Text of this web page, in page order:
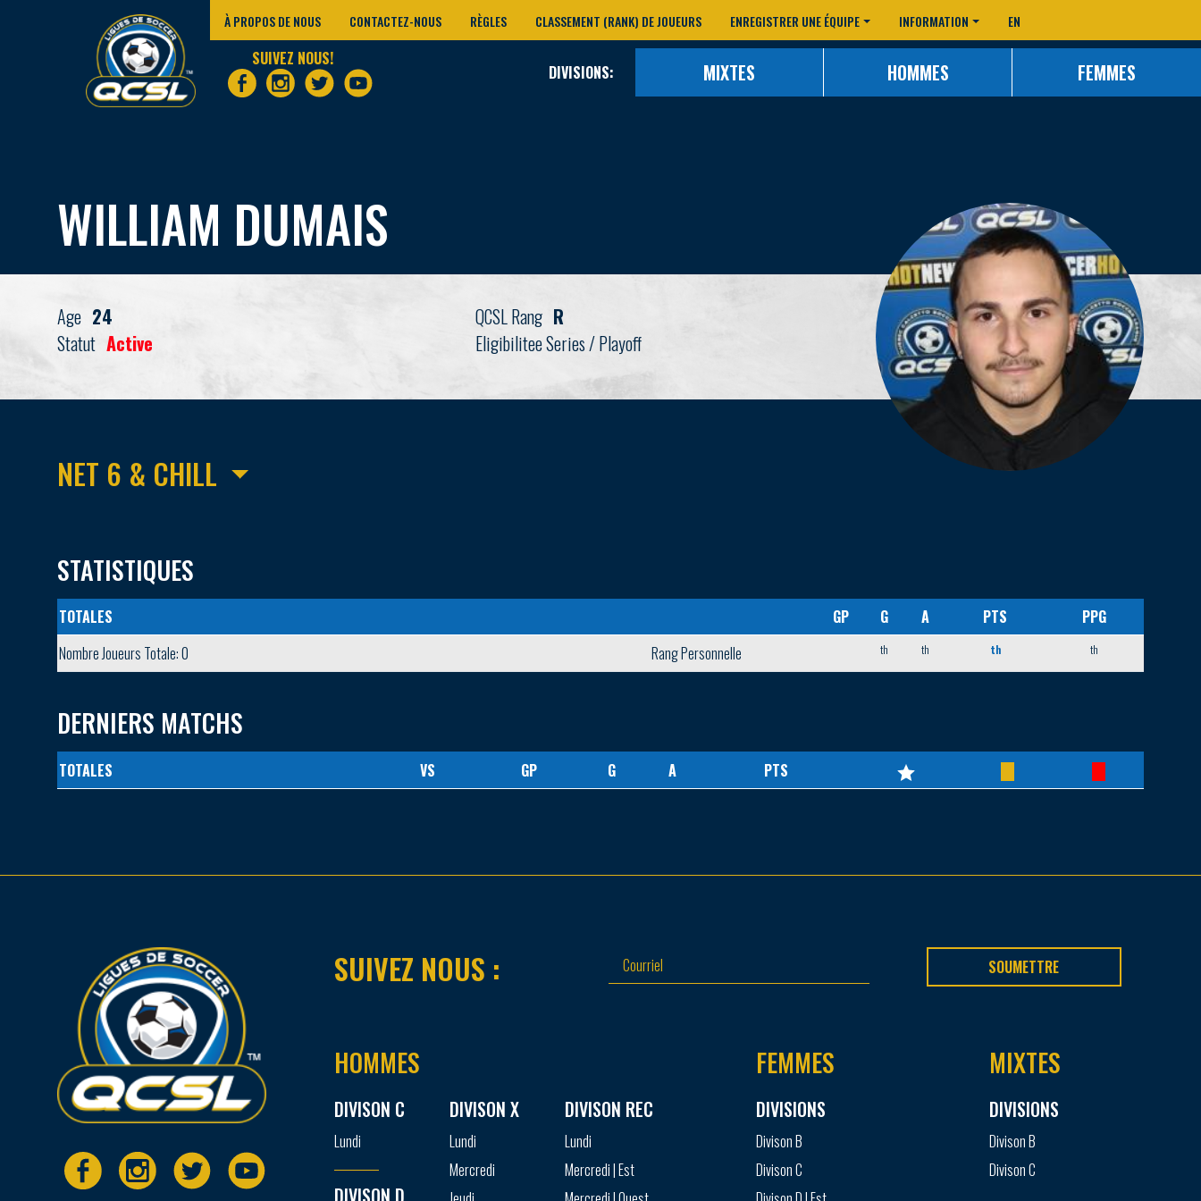
À PROPOS DE NOUS CONTACTEZ-NOUS RÈGLES CLASSEMENT (RANK) DE JOUEURS ENREGISTRER UNE ÉQUIPE INFORMATION EN
SUIVEZ NOUS!
DIVISIONS: MIXTES HOMMES FEMMES
WILLIAM DUMAIS
Age 24
Statut Active
QCSL Rang R
Eligibilitee Series / Playoff
NET 6 & CHILL
STATISTIQUES
TOTALES GP G A PTS
PPG
Nombre Joueurs Totale: 0
Rang Personnelle th th th th
DERNIERS MATCHS
TOTALES VS GP G A PTS
SUIVEZ NOUS : SOUMETTRE
HOMMES
DIVISON C
Lundi
DIVISON D
DIVISON X
Lundi
Mercredi
DIVISON REC
Lundi
Mercredi | Est
FEMMES
DIVISIONS
Divison B
Divison C
MIXTES
DIVISIONS
Divison B
Divison C